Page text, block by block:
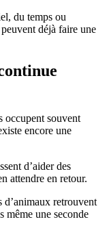
du temps ou
déjà faire une
occupent souvent
encore une
d’aider des
attendre en retour.
d’animaux retrouvent
même une seconde